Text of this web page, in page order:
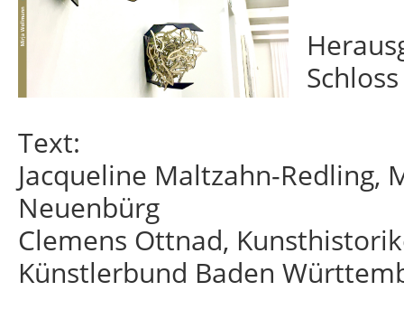
Text:
Jacqueline Maltzahn-Redling,
Neuenbürg
Clemens Ottnad,
Künstlerbund Baden